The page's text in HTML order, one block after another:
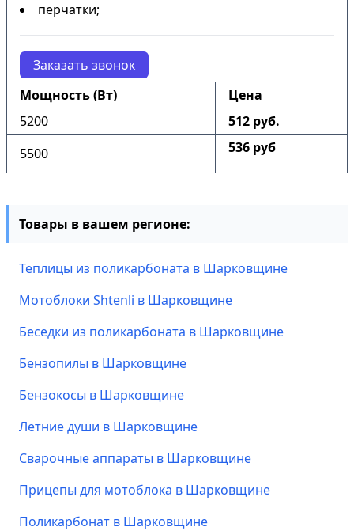
перчатки;
Заказать звонок
Мощность (Вт)
Цена
5200
512 руб.
5500
536 руб
Товары в вашем регионе:
Теплицы из поликарбоната в Шарковщине
Мотоблоки Shtenli в Шарковщине
Беседки из поликарбоната в Шарковщине
Бензопилы в Шарковщине
Бензокосы в Шарковщине
Летние души в Шарковщине
Сварочные аппараты в Шарковщине
Прицепы для мотоблока в Шарковщине
Поликарбонат в Шарковщине